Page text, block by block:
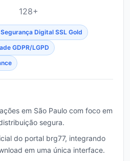
128+
Digital SSL Gold
GDPR/LGPD
em São Paulo com foco em
segura.
do portal brg77, integrando
em uma única interface.